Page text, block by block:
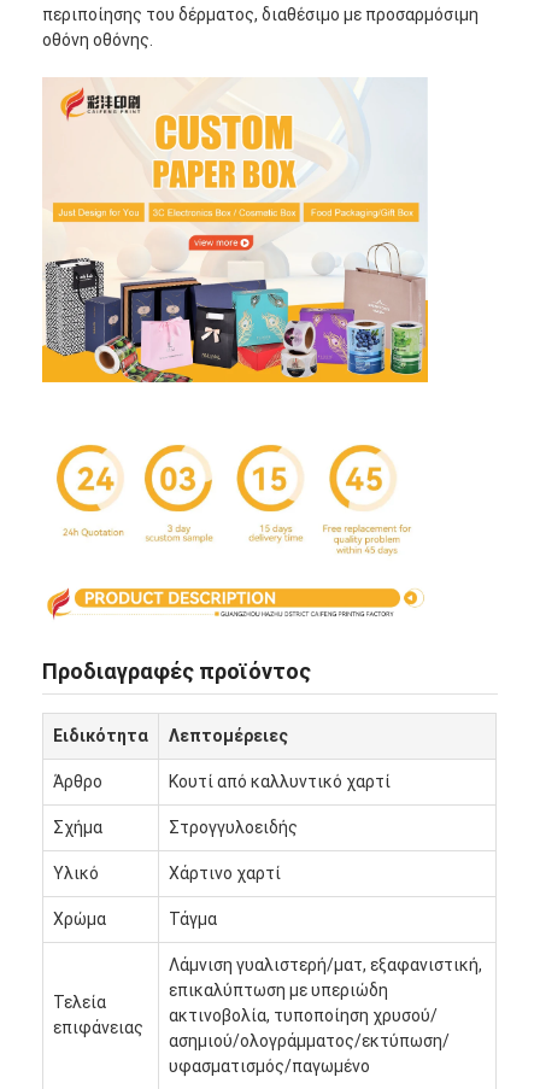
Προϊόντα
περιποίησης του δέρματος, διαθέσιμο με προσαρμόσιμη
οθόνη οθόνης.
Προδιαγραφές προϊόντος
Ειδικότητα Λεπτομέρειες
Άρθρο Κουτί από καλλυντικό χαρτί
Σχήμα Στρογγυλοειδής
Υλικό Χάρτινο χαρτί
Χρώμα Τάγμα
Τελεία
επιφάνειας
Λάμνιση γυαλιστερή/ματ, εξαφανιστική,
επικαλύπτωση με υπεριώδη
ακτινοβολία, τυποποίηση χρυσού/
ασημιού/ολογράμματος/εκτύπωση/
υφασματισμός/παγωμένο